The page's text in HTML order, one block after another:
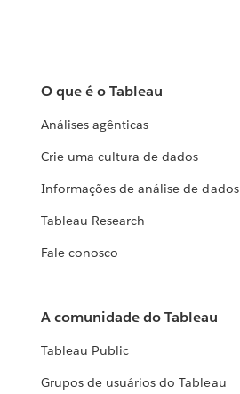
O que é o Tableau
Análises agênticas
Crie uma cultura de dados
Informações de análise de dados
Tableau Research
Fale conosco
A comunidade do Tableau
Tableau Public
Grupos de usuários do Tableau